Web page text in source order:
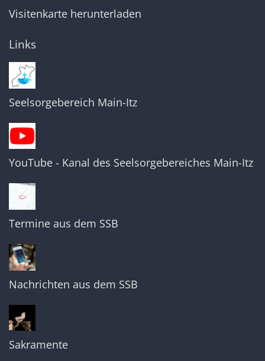
Visitenkarte herunterladen
Links
Seelsorgebereich Main-Itz
YouTube - Kanal des Seelsorgebereiches Main-Itz
Termine aus dem SSB
Nachrichten aus dem SSB
Sakramente